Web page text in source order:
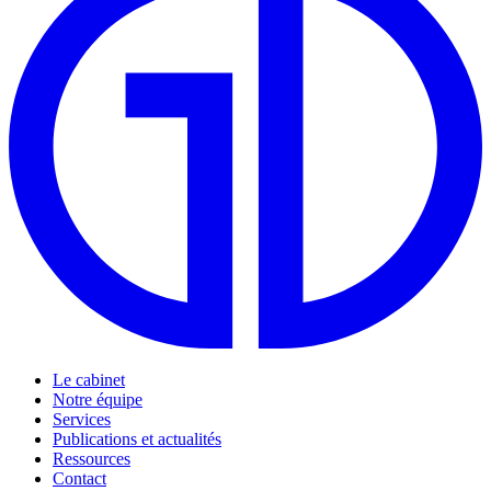
Le cabinet
Notre équipe
Services
Publications et actualités
Ressources
Contact